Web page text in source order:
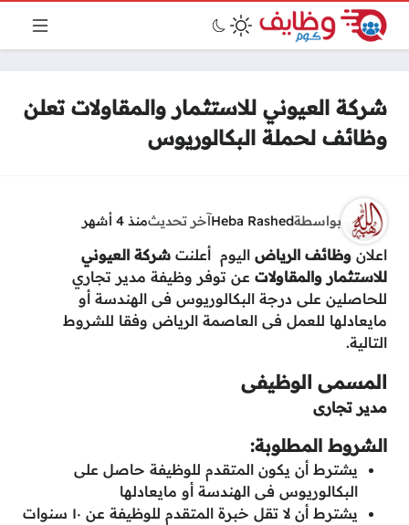
شركة العيوني للاستثمار والمقاولات تعلن
وظائف لحملة البكالوريوس
بواسطةHeba Rashedآخر تحديثمنذ 4 أشهر
اعلان وظائف الرياض اليوم أعلنت شركة العيوني
للاستثمار والمقاولات عن توفر وظيفة مدير تجاري
للحاصلين على درجة البكالوريوس فى الهندسة أو
مايعادلها للعمل فى العاصمة الرياض وفقا للشروط
التالية.
المسمى الوظيفى
مدير تجارى
الشروط المطلوبة:
يشترط أن يكون المتقدم للوظيفة حاصل على
البكالوريوس فى الهندسة أو مايعادلها
يشترط أن لا تقل خبرة المتقدم للوظيفة عن ١٠ سنوات